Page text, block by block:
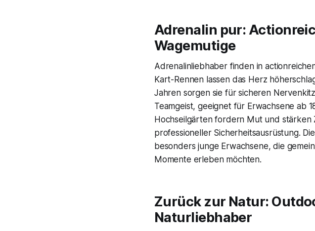
Adrenalin pur:
Wagemutige
Adrenalinliebhaber finden in
Kart-Rennen lassen das Herz
Jahren sorgen sie für sicheren
Teamgeist, geeignet für Erwachsene ab
Hochseilgärten fordern Mut und stärken
professioneller Sicherheitsausrüstung.
besonders junge Erwachsene, die
Momente erleben möchten.
Zurück zur Natur:
Naturliebhaber